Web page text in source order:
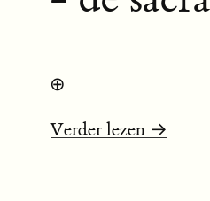
⊕
Verder lezen →